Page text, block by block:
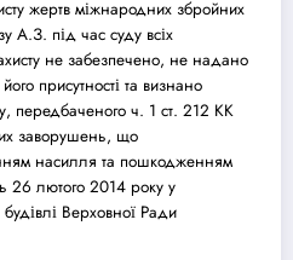
жертв міжнародних збройних
А.З. під час суду всіх
не забезпечено, не надано
присутності та визнано
передбаченого ч. 1 ст. 212 КК
заворушень, що
насилля та пошкодженням
26 лютого 2014 року у
будівлі Верховної Ради